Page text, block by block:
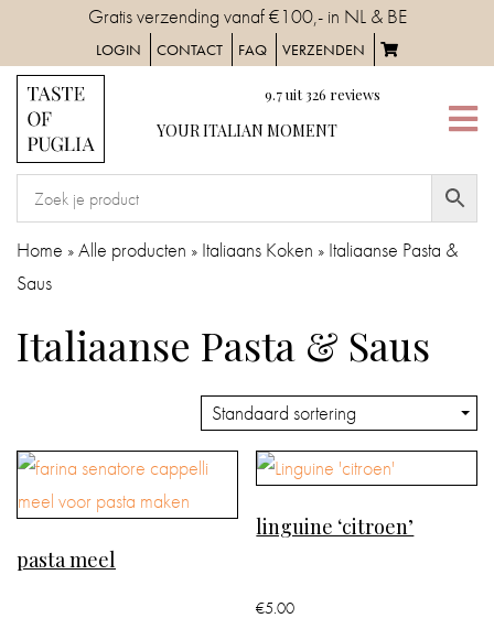
content
Gratis verzending vanaf €100,- in NL & BE
LOGIN CONTACT FAQ VERZENDEN
9.7uit326 reviews
YOUR ITALIAN MOMENT
YOUR
ITALIAN
MOMENT
HOME
SERVIES
TAFELAANKLEDING
KEUKEN
DE
Home »Alle producten » Italiaans Koken » Italiaanse Pasta &
Saus
Italiaanse Pasta & Saus
pasta meel
linguine ‘citroen’
€5.00